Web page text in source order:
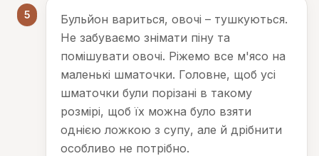
5
Бульйон вариться, овочі – тушкуються.
Не забуваємо знімати піну та
помішувати овочі. Ріжемо все м'ясо на
маленькі шматочки. Головне, щоб усі
шматочки були порізані в такому
розмірі, щоб їх можна було взяти
однією ложкою з супу, але й дрібнити
особливо не потрібно.